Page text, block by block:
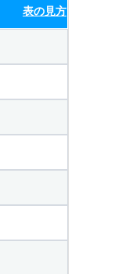
表の見方